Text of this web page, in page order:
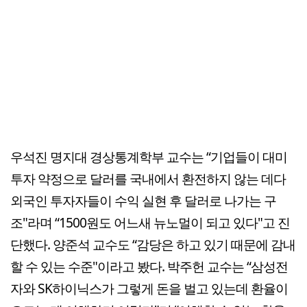
우석진 명지대 경상통계학부 교수는 “기업들이 대미
투자 약정으로 달러를 국내에서 환전하지 않는 데다
외국인 투자자들이 수익 실현 후 달러로 나가는 구
조"라며 “1500원도 어느새 뉴노멀이 되고 있다"고 진
단했다. 양준석 교수도 “감당은 하고 있기 때문에 감내
할 수 있는 수준"이라고 봤다. 박주헌 교수는 “삼성전
자와 SK하이닉스가 그렇게 돈을 벌고 있는데 환율이